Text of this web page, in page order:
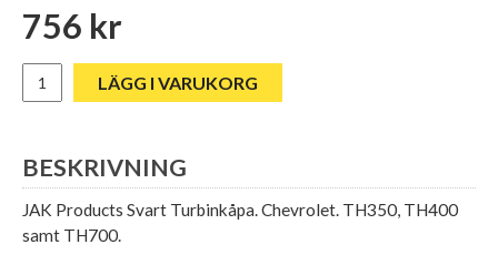
756 kr
LÄGG I VARUKORG
BESKRIVNING
JAK Products Svart Turbinkåpa. Chevrolet. TH350, TH400
samt TH700.